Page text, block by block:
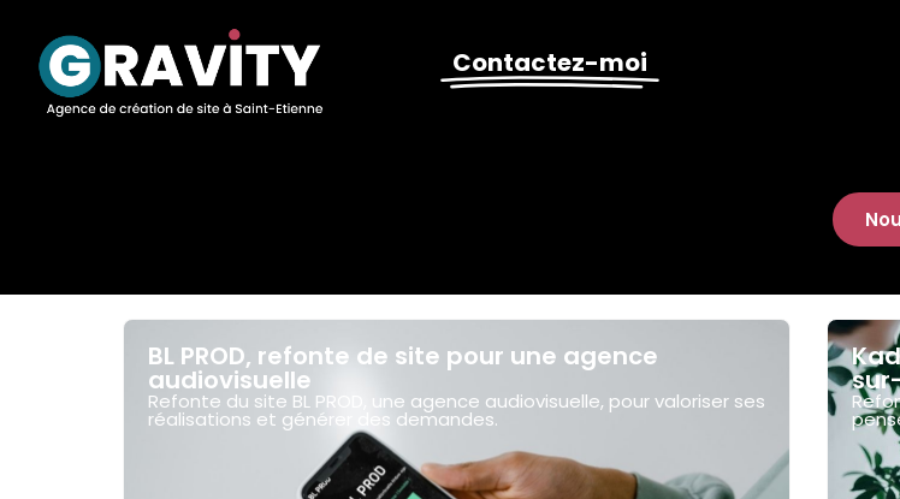
Contactez-moi
BL PROD, refonte de site pour une agence
audiovisuelle
Refonte du site BL PROD, une agence audiovisuelle, pour valoriser ses
réalisations et générer des demandes.